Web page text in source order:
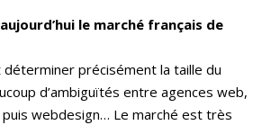
le marché français de
précisément la taille du
d’ambiguïtés entre agences web,
webdesign… Le marché est très